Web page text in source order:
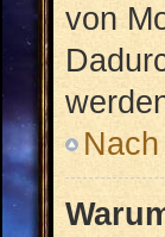
von